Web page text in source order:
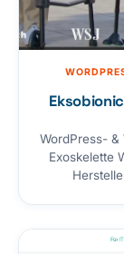
WordPress- &
Exoskelette
Menschen
Mobilität